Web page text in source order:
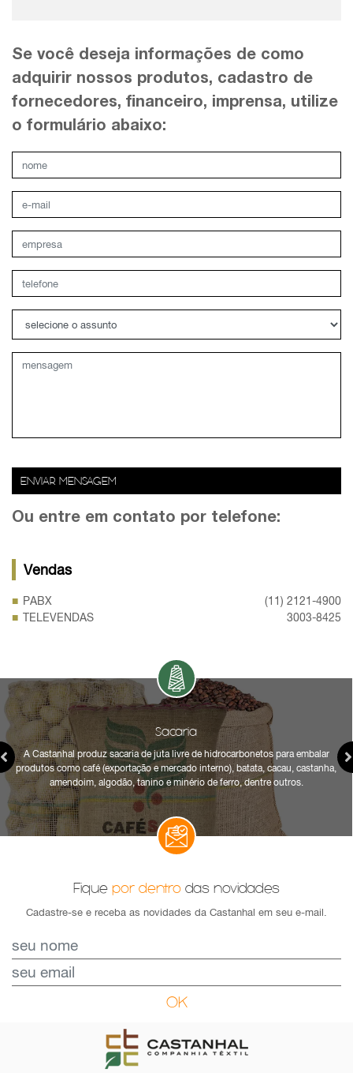
Se você deseja informações de como
adquirir nossos produtos, cadastro de
fornecedores, financeiro, imprensa, utilize
o formulário abaixo:
ENVIAR MENSAGEM
Ou entre em contato por telefone:
Vendas
PABX
(11) 2121-4900
TELEVENDAS
3003-8425
Sacaria
A Castanhal produz sacaria de juta livre de hidrocarbonetos para embalar
produtos como café (exportação e mercado interno), batata, cacau, castanha,
amendoim, algodão, tanino e minério de ferro, dentre outros.
Fique por dentro das novidades
Cadastre-se e receba as novidades da Castanhal em seu e-mail.
OK